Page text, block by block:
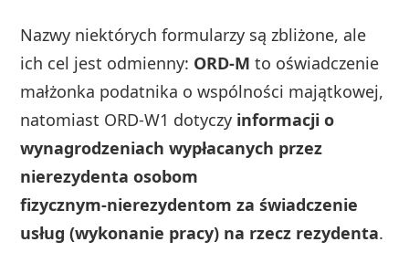
Nazwy niektórych formularzy są zbliżone, ale
ich cel jest odmienny: ORD‑M to oświadczenie
małżonka podatnika o wspólności majątkowej,
natomiast ORD‑W1 dotyczy informacji o
wynagrodzeniach wypłacanych przez
nierezydenta osobom
fizycznym‑nierezydentom za świadczenie
usług (wykonanie pracy) na rzecz rezydenta.